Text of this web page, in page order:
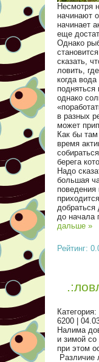
Несмотря
начинают
начинает
еще
Однако
сказать,
ловить,
когда
подняться
однако
в разных
может
Как бы
время
берега
Надо
большая
поведения
до начала
дальше »
Рейтинг:
Категория:
6200 |
Налима
и зимой
при этом
Различие